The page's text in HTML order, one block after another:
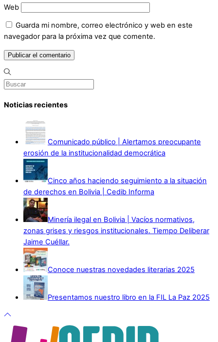
Web
Guarda mi nombre, correo electrónico y web en este
navegador para la próxima vez que comente.
Noticias recientes
Comunicado público | Alertamos preocupante
erosión de la institucionalidad democrática
Cinco años haciendo seguimiento a la situación
de derechos en Bolivia | Cedib Informa
Minería ilegal en Bolivia | Vacíos normativos,
zonas grises y riesgos institucionales. Tiempo Deliberar
Jaime Cuéllar.
Conoce nuestras novedades literarias 2025
Presentamos nuestro libro en la FIL La Paz 2025